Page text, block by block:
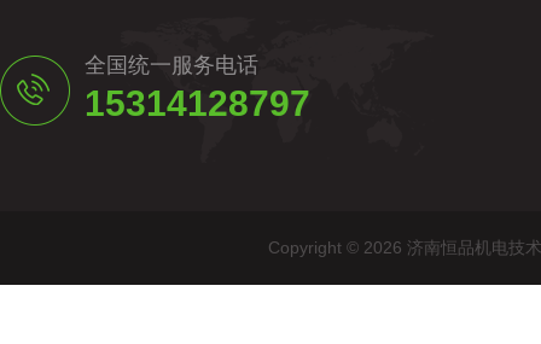
全国统一服务电话
15314128797
Copyright © 2026 济南恒品机电技